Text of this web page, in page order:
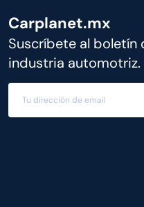
Carplanet.mx
Suscríbete al boletín
industria automotriz.